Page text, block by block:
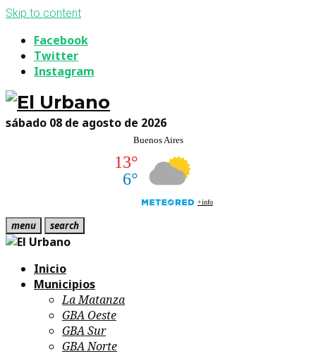
Skip to content
Facebook
Twitter
Instagram
sábado 08 de agosto de 2026
menu search
Inicio
Municipios
La Matanza
GBA Oeste
GBA Sur
GBA Norte